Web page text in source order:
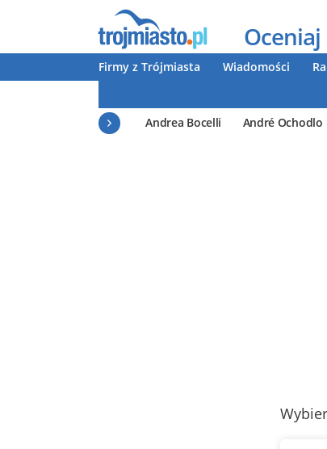
Oceniaj
Firmy z Trójmiasta Wiadomości
Andrea Bocelli
André Ochodlo